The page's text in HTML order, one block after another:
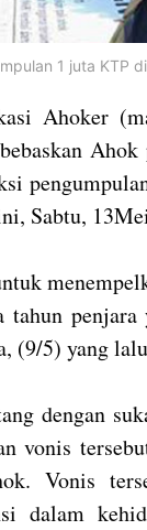
1 juta KTP
Ahoker
Sabtu,
(9/5) yang
dengan
vonis
Vonis
dalam